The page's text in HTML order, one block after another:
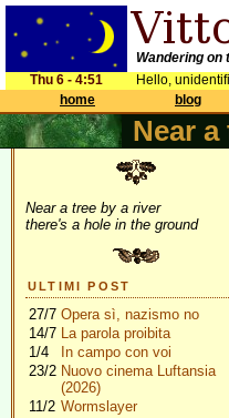
Wandering on
Thu 6 - 4:51
Hello,
home
blog
Near a
Near a tree by a river
there's a hole in the ground
ULTIMI POST
27/7 Opera sì, nazismo no
14/7 La parola proibita
1/4
In campo con voi
23/2 Nuovo cinema Luftansia
(2026)
11/2 Wormslayer